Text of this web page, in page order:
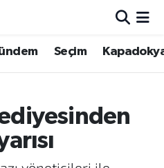
Seçim